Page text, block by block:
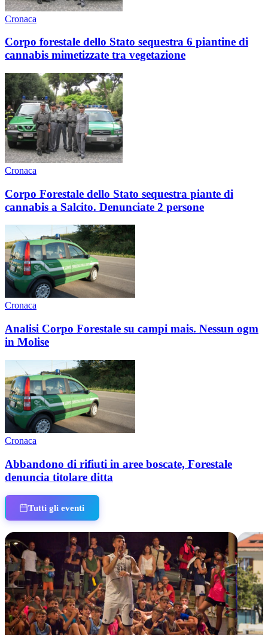
Cronaca
Corpo forestale dello Stato sequestra 6 piantine di
cannabis mimetizzate tra vegetazione
Cronaca
Corpo Forestale dello Stato sequestra piante di
cannabis a Salcito. Denunciate 2 persone
Cronaca
Analisi Corpo Forestale su campi mais. Nessun ogm
in Molise
Cronaca
Abbandono di rifiuti in aree boscate, Forestale
denuncia titolare ditta
Tutti gli eventi